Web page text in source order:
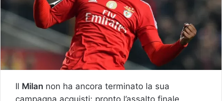
Il Milan non ha ancora terminato la sua